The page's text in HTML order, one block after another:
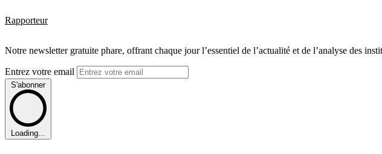
Rapporteur
Notre newsletter gratuite phare, offrant chaque jour l’essentiel de l’actualité et de l’analyse des
Entrez votre email
S'abonner
Loading...